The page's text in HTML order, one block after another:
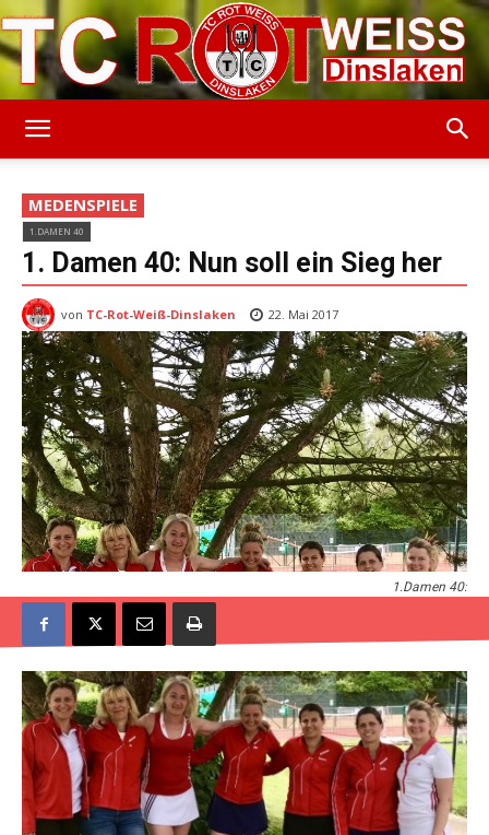
Weiss
Dinslaken
MEDENSPIELE
1.DAMEN 40
1. Damen 40: Nun soll ein Sieg her
von TC-Rot-Weiß-Dinslaken 22. Mai 2017
1.Damen 40: